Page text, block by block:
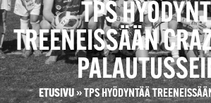
TPS
TREENEISSÄÄN
ETUSIVU»TPS HYÖDYNTÄÄ